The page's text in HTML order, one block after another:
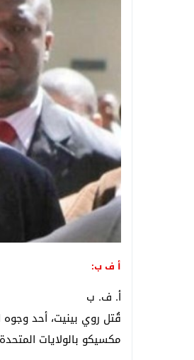
أ ف ب:
أ. ف. ب
قُتل روي بينيت، أحد وجوه
مكسيكو بالولايات